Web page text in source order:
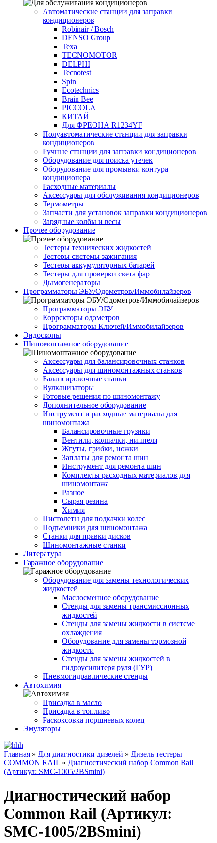
Автоматические станции для заправки
кондиционеров
Robinair / Bosch
DENSO Group
Texa
TECNOMOTOR
DELPHI
Tecnotest
Spin
Ecotechnics
Brain Bee
PICCOLA
КИТАЙ
Для ФРЕОНА R1234YF
Полуавтоматические станции для заправки
кондиционеров
Ручные станции для заправки кондиционеров
Оборудование для поиска утечек
Оборудование для промывки контура
кондиционера
Расходные материалы
Аксессуары для обслуживания кондиционеров
Термометры
Запчасти для установок заправки кондиционеров
Зарядные колбы и весы
Прочее оборудование
Тестеры технических жидкостей
Тестеры системы зажигания
Тестеры аккумуляторных батарей
Тестеры для проверки света фар
Дымогенераторы
Программаторы ЭБУ/Одометров/Иммобилайзеров
Программаторы ЭБУ
Корректоры одометров
Программаторы Ключей/Иммобилайзеров
Эндоскопы
Шиномонтажное оборудование
Аксессуары для балансировочных станков
Аксессуары для шиномонтажных станков
Балансировочные станки
Вулканизаторы
Готовые решения по шиномонтажу
Дополнительное оборудование
Инструмент и расходные материалы для
шиномонтажа
Балансировочные грузики
Вентили, колпачки, ниппеля
Жгуты, грибки, ножки
Заплаты для ремонта шин
Инструмент для ремонта шин
Комплекты расходных материалов для
шиномонтажа
Разное
Сырая резина
Химия
Пистолеты для подкачки колес
Подъемники для шиномонтажа
Станки для правки дисков
Шиномонтажные станки
Литература
Гаражное оборудование
Оборудование для замены технологических
жидкостей
Маслосменное оборудование
Стенды для замены трансмиссионных
жидкостей
Стенды для замены жидкости в системе
охлаждения
Оборудование для замены тормозной
жидкости
Стенды для замены жидкостей в
гидроусилитеря руля (ГУР)
Пневмогидравлические стенды
Автохимия
Присадка в масло
Присадка в топливо
Раскоксовка поршневых колец
Эмуляторы
Главная » Для диагностики дизелей » Дизель тестеры
COMMON RAIL » Диагностический набор Common Rail
(Артикул: SMC-1005/2BSmini)
Диагностический набор
Common Rail (Артикул:
SMC-1005/2BSmini)